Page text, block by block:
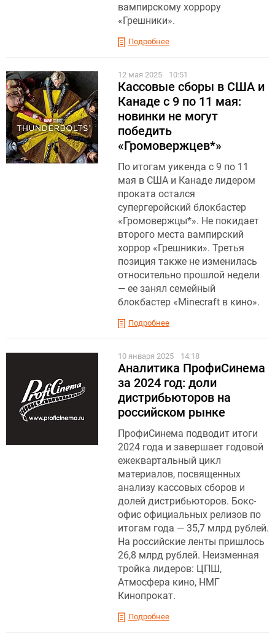
вампирскому хоррору
«Грешники».
Подробнее
12 мая 2025 10:51
Кассовые сборы в США и
Канаде с 9 по 11 мая:
новинки не могут
победить
«Громовержцев*»
По итогам уикенда с 9 по 11
мая в США и Канаде лидером
проката остался
супергеройский блокбастер
«Громовержцы*». Не покидает
второго места вампирский
хоррор «Грешники». Третья
позиция также не изменилась
относительно прошлой недели
— ее занял семейный
блокбастер «Minecraft в кино».
Подробнее
10 января 2025 14:18
Аналитика ПрофиСинема
за 2024 год: доли
дистрибьюторов на
российском рынке
ПрофиСинема подводит итоги
2024 года и завершает годовой
ежеквартальный цикл
материалов, посвященных
анализу кассовых сборов и
долей дистрибьюторов. Бокс-
офис официальных релизов по
итогам года — 35,7 млрд рублей.
На российские ленты пришлось
26,8 млрд рублей. Неизменная
тройка лидеров: ЦПШ,
Атмосфера кино, НМГ
Кинопрокат.
Подробнее